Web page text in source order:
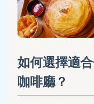
如何選擇適
咖啡廳？